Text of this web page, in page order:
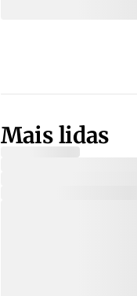
Mais lidas